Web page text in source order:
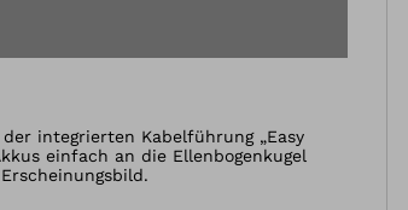
integrierten Kabelführung „Easy
einfach an die Ellenbogenkugel